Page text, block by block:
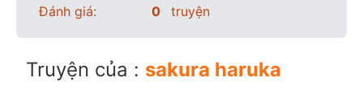
Đánh giá:
0 truyện
Truyện của : sakura haruka